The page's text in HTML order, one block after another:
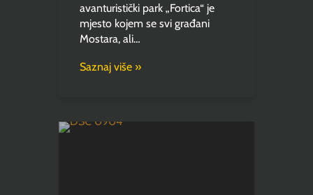
avanturistički park „Fortica“ je
mjesto kojem se svi građani
Mostara, ali…
Saznaj više »